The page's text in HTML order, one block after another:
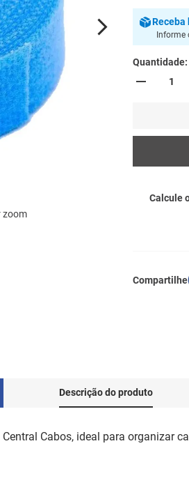
zoom
Receba
Informe
Quantidade
Calcule
Descrição do produto
Cabos, ideal para organizar